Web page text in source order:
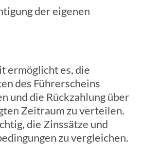
der eigenen
ermöglicht es, die
des Führerscheins
und die Rückzahlung über
Zeitraum zu verteilen.
die Zinssätze und
zu vergleichen.